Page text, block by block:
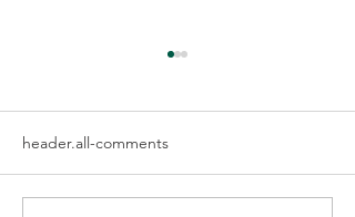
header.all-comments